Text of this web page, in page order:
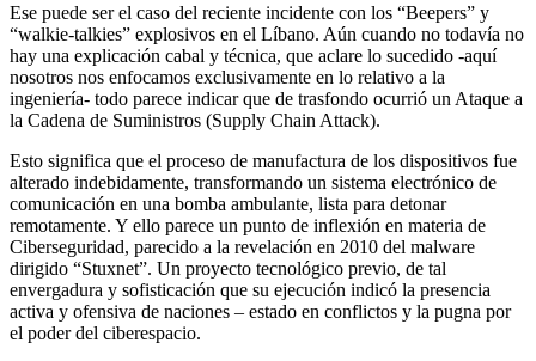
Ese puede ser el caso del reciente incidente con los “Beepers” y
“walkie-talkies” explosivos en el Líbano. Aún cuando no todavía no
hay una explicación cabal y técnica, que aclare lo sucedido -aquí
nosotros nos enfocamos exclusivamente en lo relativo a la
ingeniería- todo parece indicar que de trasfondo ocurrió un Ataque a
la Cadena de Suministros (Supply Chain Attack).
Esto significa que el proceso de manufactura de los dispositivos fue
alterado indebidamente, transformando un sistema electrónico de
comunicación en una bomba ambulante, lista para detonar
remotamente. Y ello parece un punto de inflexión en materia de
Ciberseguridad, parecido a la revelación en 2010 del malware
dirigido “Stuxnet”. Un proyecto tecnológico previo, de tal
envergadura y sofisticación que su ejecución indicó la presencia
activa y ofensiva de naciones – estado en conflictos y la pugna por
el poder del ciberespacio.